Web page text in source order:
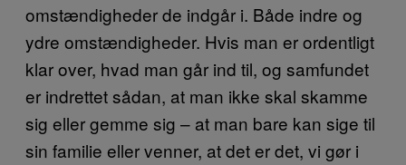
omstændigheder de indgår i. Både indre og
ydre omstændigheder. Hvis man er ordentligt
klar over, hvad man går ind til, og samfundet
er indrettet sådan, at man ikke skal skamme
sig eller gemme sig – at man bare kan sige til
sin familie eller venner, at det er det, vi gør i